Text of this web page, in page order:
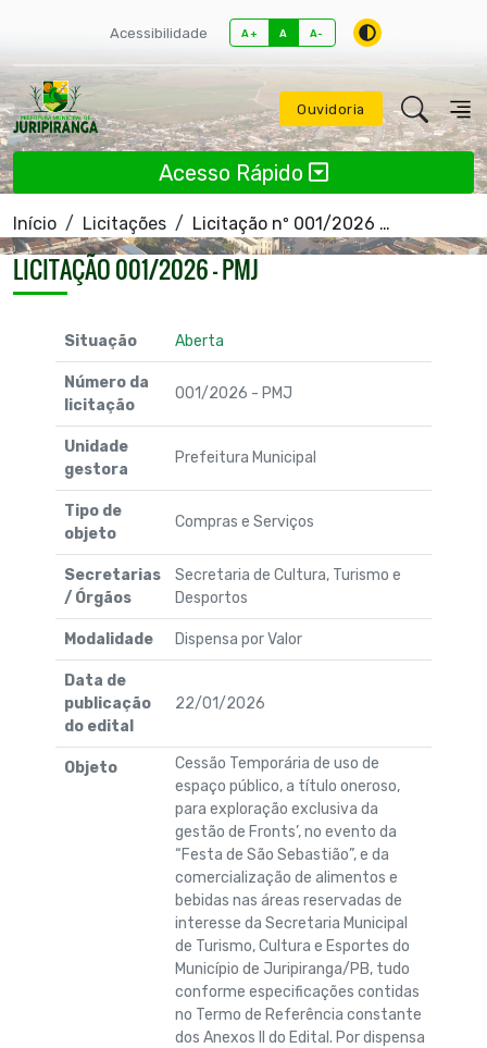
Acessibilidade A+ A A-
Ouvidoria
Acesso Rápido
Início Licitações Licitação nº 001/2026 - PMJ
LICITAÇÃO 001/2026 - PMJ
Situação Aberta
Número da
licitação
001/2026 - PMJ
Unidade
gestora
Prefeitura Municipal
Tipo de
objeto
Compras e Serviços
Secretarias
/ Órgãos
Secretaria de Cultura, Turismo e
Desportos
Modalidade Dispensa por Valor
Data de
publicação
do edital
22/01/2026
Objeto
Cessão Temporária de uso de
espaço público, a título oneroso,
para exploração exclusiva da
gestão de Fronts’, no evento da
“Festa de São Sebastião”, e da
comercialização de alimentos e
bebidas nas áreas reservadas de
interesse da Secretaria Municipal
de Turismo, Cultura e Esportes do
Município de Juripiranga/PB, tudo
conforme especificações contidas
no Termo de Referência constante
dos Anexos II do Edital. Por dispensa